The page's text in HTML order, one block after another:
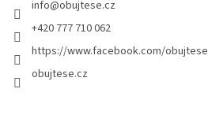
info@obujtese.cz
+420 777 710 062
https://www.facebook.com/obujtese
obujtese.cz